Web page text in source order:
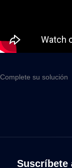
Complete su solución
Suscríbete